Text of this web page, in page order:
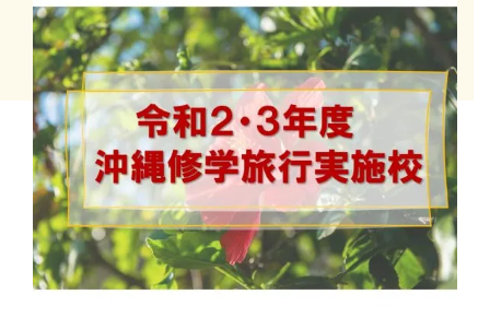
支援･イベント
学習資料
参加者の声
安全･安心
よくあるご質問 お問い合わせ